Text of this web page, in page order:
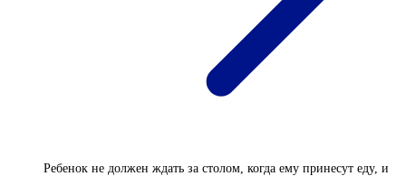
Ребенок не должен ждать за столом, когда ему принесут еду, и